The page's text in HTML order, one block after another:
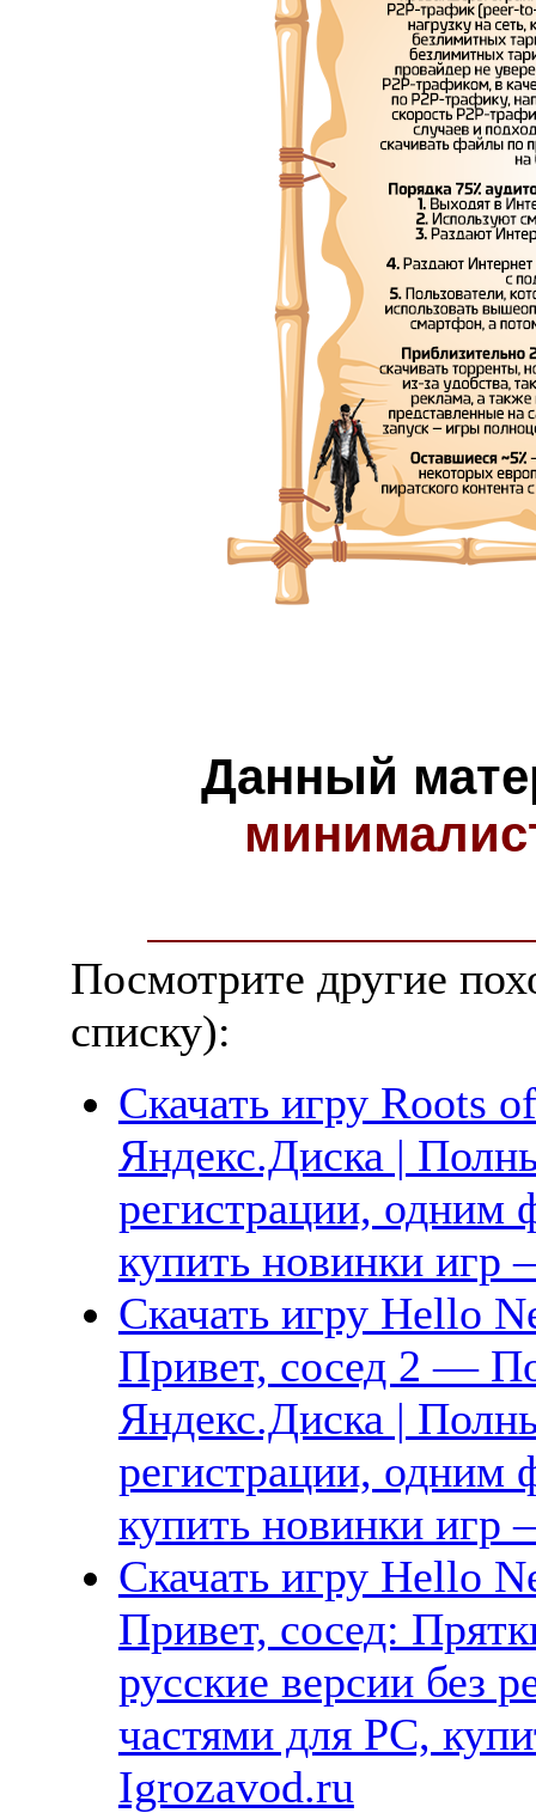
Данный
Посмотрите другие
списку):
Скачать игру Roots
Яндекс.Диска |
регистрации, одним
купить новинки
Скачать игру Hello
Привет, сосед 2 —
Яндекс.Диска |
регистрации, одним
купить новинки
Скачать игру Hello
Привет, сосед:
русские версии без
частями для PC,
Igrozavod.ru